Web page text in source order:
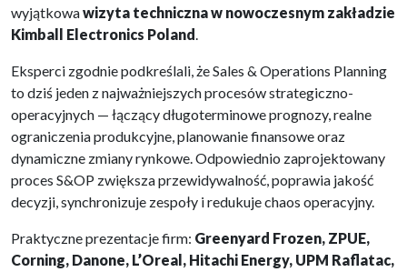
wyjątkowawizyta techniczna w nowoczesnym zakładzie
Kimball Electronics Poland.
Eksperci zgodnie podkreślali, że Sales & Operations Planning
to dziś jeden z najważniejszych procesów strategiczno-
operacyjnych — łączący długoterminowe prognozy, realne
ograniczenia produkcyjne, planowanie finansowe oraz
dynamiczne zmiany rynkowe. Odpowiednio zaprojektowany
proces S&OP zwiększa przewidywalność, poprawia jakość
decyzji, synchronizuje zespoły i redukuje chaos operacyjny.
Praktyczne prezentacje firm: Greenyard Frozen, ZPUE,
Corning, Danone, L’Oreal, Hitachi Energy, UPM Raflatac,